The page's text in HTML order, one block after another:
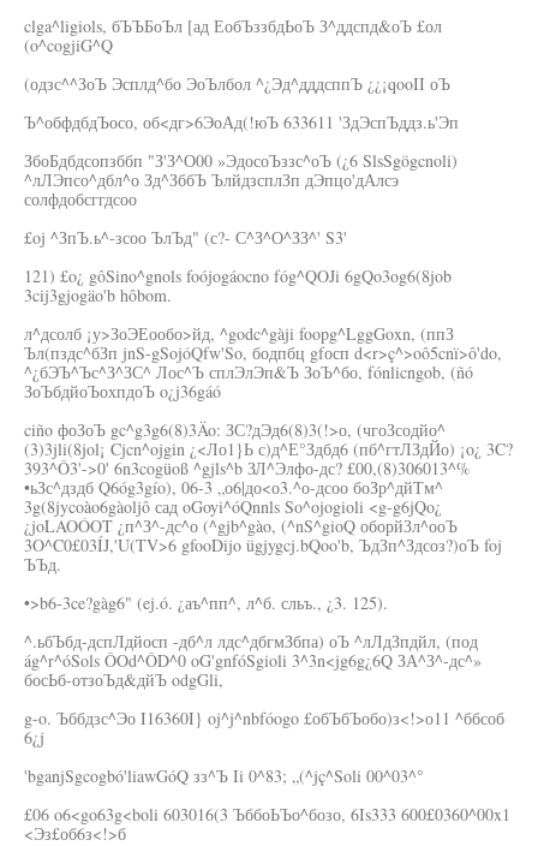
clga^ligiols, бЪЪБоЪл [ад ЕобЪззбдЬоЪ З^ддспд&оЪ £ол
(o^cogjiG^Q
(одзс^^ЗоЪ Эсплд^бо ЭоЪлбол ^¿Эд^дддсппЪ ¿¿¡qooII оЪ
Ъ^обфдбдЪосо, об<дг>6ЭоАд(!юЪ 633611 'ЗдЭспЪддз.ь'Эп
ЗбоБдбдсопзббп "З'З^О00 »ЭдосоЪззс^оЪ (¿6 SlsSgögcnoli)
^лЛЭпсо^дбл^о Зд^ЗббЪ ЪлйдзсплЗп дЭпцо'дАлсэ
солфдобсггдсоо
£oj ^ЗпЪ.ь^-зсоо ЪлЪд" (с?- С^З^О^ЗЗ^' S3'
121) £o¿ gôSino^gnols foójogáocno fóg^QOJi 6gQo3og6(8job
3cij3gjogäo'b hôbom.
л^дсолб ¡у>ЗоЭЕообо>йд, ^godc^gàji foopg^LggGoxn, (ппЗ
Ъл(пздс^бЗп jnS-gSojóQfw'So, бодпбц gfосп d<r>ç^>oô5cnï>ô'do,
^¿бЭЪ^Ъс^З^ЗС^ Лос^Ъ сплЭлЭп&Ъ ЗоЪ^бо, fónlicngob, (ñó
ЗоЪбдйоЪохпдоЪ o¿j36gáó
ciño фоЗоЪ gc^g3g6(8)3Äo: ЗС?дЭд6(8)3(!>о, (чгоЗсодйо^
(3)3jli(8jol¡ Cjcn^ojgin ¿<Ло1}Ь с)д^Е°Здбд6 (пб^гтЛЗдЙо) ¡o¿ 3C?
393^Ô3'->0' 6n3cogüoß ^gjls^b ЗЛ^Элфо-дс? £00,(8)306013^%
•ьЗс^дздб Q6óg3gío), 06-3 „о6|до<о3.^о-дсоо боЗр^дйТм^
3g(8jycoào6gàoljô сад oGoyi^óQnnls So^ojogioli <g-g6jQo¿
¿joLAOÓOT ¿п^З^-дс^о (^gjb^gào, (^nS^gioQ оборйЗл^ооЪ
3O^C0£03ÍJ,'U(TV>6 gfooDijo ügjygcj.bQoo'b, ЪдЗп^Здсоз?)оЪ foj
ЪЪд.
•>b6-3ce?gàg6" (ej.ó. ¿аъ^пп^, л^б. сльъ., ¿3. 125).
^.ьбЪбд-дспЛдйосп -дб^л лдс^дбгмЗбпа) оЪ ^лЛдЗпдйл, (под
ág^r^óSols ÔOd^ÔD^0 oG'gnfóSgioli 3^3n<jg6g¿6Q ЗА^З^-дс^»
босЬб-отзоЪд&дйЪ odgGli,
g-o. Ъббдзс^Эо I16360I} oj^j^nbfóogo £обЪбЪобо)з<!>о11 ^ббсоб
6¿j
'bganjSgcogbó'liawGóQ зз^Ъ Ii 0^83; „(^jç^Soli 00^03^°
£06 o6<go63g<boli 603016(3 ЪббоЬЪо^бозо, 6Is333 600£0360^00x1
<Эз£об6з<!>б